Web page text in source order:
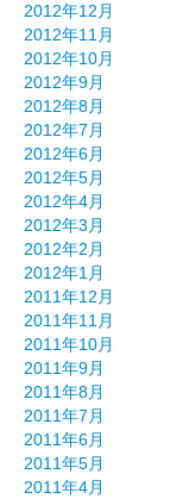
2012年12月
2012年11月
2012年10月
2012年9月
2012年8月
2012年7月
2012年6月
2012年5月
2012年4月
2012年3月
2012年2月
2012年1月
2011年12月
2011年11月
2011年10月
2011年9月
2011年8月
2011年7月
2011年6月
2011年5月
2011年4月